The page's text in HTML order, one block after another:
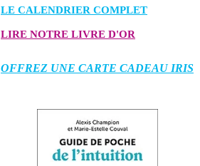
LE CALENDRIER COMPLET
LIRE NOTRE LIVRE D'OR
OFFREZ UNE CARTE CADEAU IRIS